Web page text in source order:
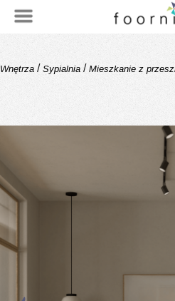
Wnętrza / Sypialnia / Mieszkanie z